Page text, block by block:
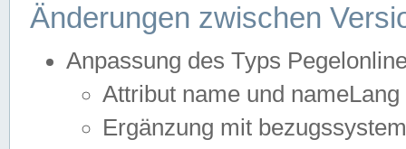
Änderungen zwischen
Anpassung des Typs
Attribut name und
Ergänzung mit